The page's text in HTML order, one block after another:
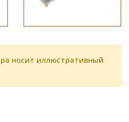
носит иллюстративный